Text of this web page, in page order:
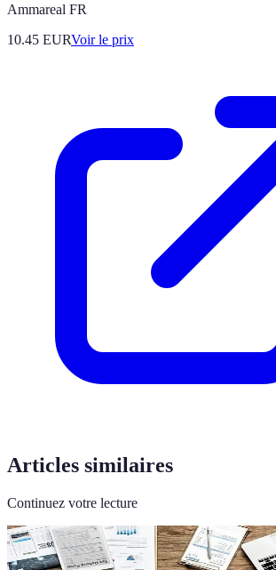
Ammareal FR
10.45 EURVoir le prix
Articles similaires
Continuez votre lecture